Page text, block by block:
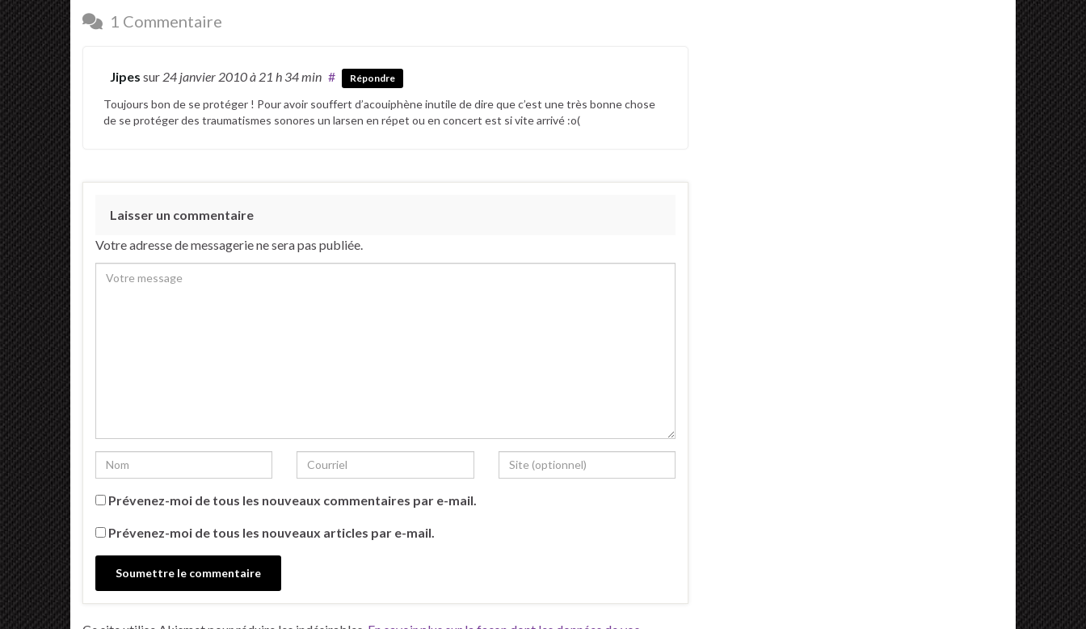
1 Commentaire
Jipes sur 24 janvier 2010à 21 h 34 min # Répondre
Toujours bon de se protéger ! Pour avoir souffert d’acouiphène inutile de dire que c’est une très bonne chose
de se protéger des traumatismes sonores un larsen en répet ou en concert est si vite arrivé :o(
Laisser un commentaire
Votre adresse de messagerie ne sera pas publiée.
Prévenez-moi de tous les nouveaux commentaires par e-mail.
Prévenez-moi de tous les nouveaux articles par e-mail.